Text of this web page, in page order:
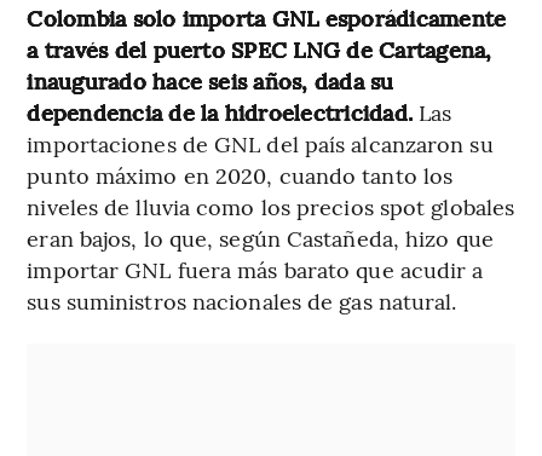
Colombia solo importa GNL esporádicamente
a través del puerto SPEC LNG de Cartagena,
inaugurado hace seis años, dada su
dependencia de la hidroelectricidad. Las
importaciones de GNL del país alcanzaron su
punto máximo en 2020, cuando tanto los
niveles de lluvia como los precios spot globales
eran bajos, lo que, según Castañeda, hizo que
importar GNL fuera más barato que acudir a
sus suministros nacionales de gas natural.